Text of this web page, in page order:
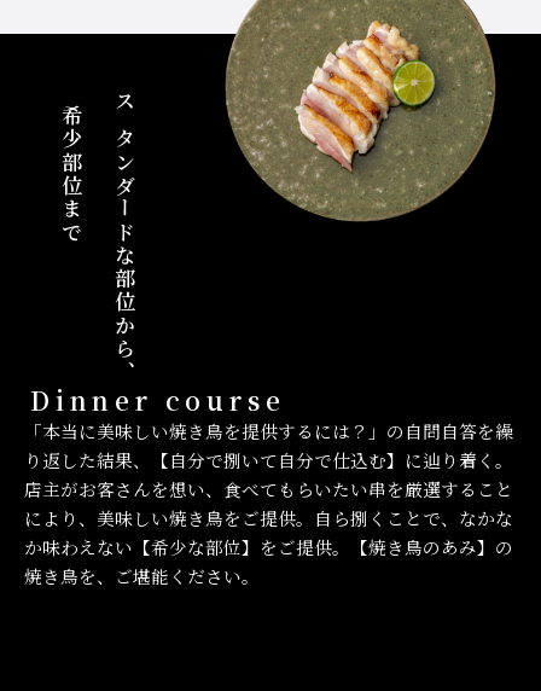
スタンダードな部位から、
希少部位まで
Dinner course
「本当に美味しい焼き鳥を提供するには？」の自問自答を繰
り返した結果、【自分で捌いて自分で仕込む】に辿り着く。
店主がお客さんを想い、食べてもらいたい串を厳選すること
により、美味しい焼き鳥をご提供。自ら捌くことで、なかな
か味わえない【希少な部位】をご提供。【焼き鳥のあみ】の
焼き鳥を、ご堪能ください。